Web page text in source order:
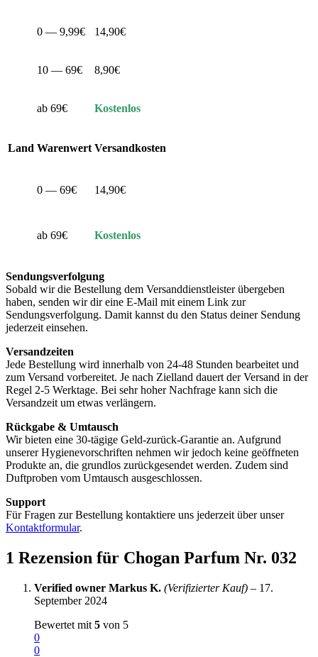
0 — 9,99€ 14,90€
10 — 69€ 8,90€
ab 69€ Kostenlos
Land Warenwert Versandkosten
0 — 69€ 14,90€
ab 69€ Kostenlos
Sendungsverfolgung
Sobald wir die Bestellung dem Versanddienstleister übergeben
haben, senden wir dir eine E-Mail mit einem Link zur
Sendungsverfolgung. Damit kannst du den Status deiner Sendung
jederzeit einsehen.
Versandzeiten
Jede Bestellung wird innerhalb von 24-48 Stunden bearbeitet und
zum Versand vorbereitet. Je nach Zielland dauert der Versand in der
Regel 2-5 Werktage. Bei sehr hoher Nachfrage kann sich die
Versandzeit um etwas verlängern.
Rückgabe & Umtausch
Wir bieten eine 30-tägige Geld-zurück-Garantie an. Aufgrund
unserer Hygienevorschriften nehmen wir jedoch keine geöffneten
Produkte an, die grundlos zurückgesendet werden. Zudem sind
Duftproben vom Umtausch ausgeschlossen.
Support
Für Fragen zur Bestellung kontaktiere uns jederzeit über unser
Kontaktformular.
1 Rezension für Chogan Parfum Nr. 032
Verified owner Markus K. (Verifizierter Kauf) – 17.
September 2024
Bewertet mit 5 von 5
0
0